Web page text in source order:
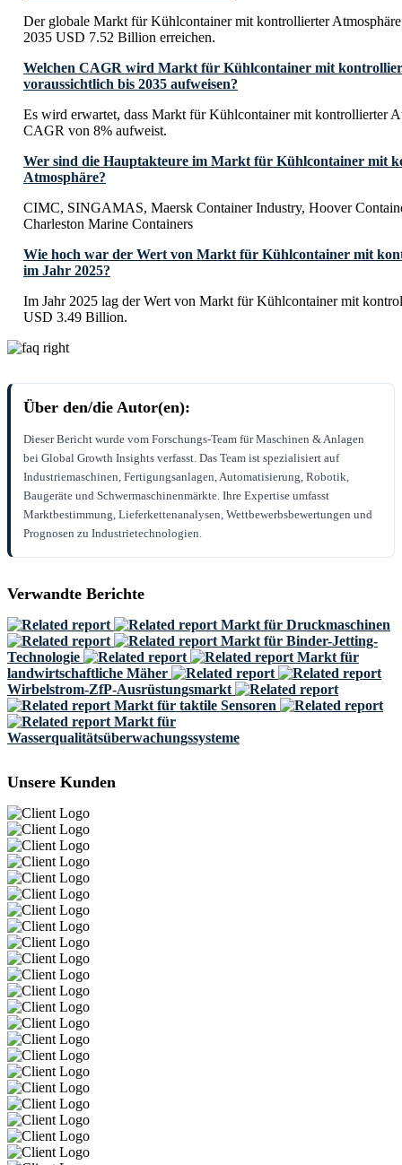
Der globale Markt für Kühlcontainer mit kontrollierter
2035 USD 7.52 Billion erreichen.
Welchen CAGR wird Markt für Kühlcontainer mit
voraussichtlich bis 2035 aufweisen?
Es wird erwartet, dass Markt für Kühlcontainer mit kontrollierter
CAGR von 8% aufweist.
Wer sind die Hauptakteure im Markt für Kühlcontainer mit
Atmosphäre?
CIMC, SINGAMAS, Maersk Container Industry, Hoover
Charleston Marine Containers
Wie hoch war der Wert von Markt für Kühlcontainer mit
im Jahr 2025?
Im Jahr 2025 lag der Wert von Markt für Kühlcontainer mit
USD 3.49 Billion.
Über den/die Autor(en):
Dieser Bericht wurde vom Forschungs-Team für Maschinen & Anlagen
bei Global Growth Insights verfasst. Das Team ist spezialisiert auf
Industriemaschinen, Fertigungsanlagen, Automatisierung, Robotik,
Baugeräte und Schwermaschinenmärkte. Ihre Expertise umfasst
Marktbestimmung, Lieferkettenanalysen, Wettbewerbsbewertungen und
Prognosen zu Industrietechnologien.
Verwandte Berichte
Markt für Druckmaschinen
Markt für Binder-Jetting-
Technologie
Markt für
landwirtschaftliche Mäher
Wirbelstrom-ZfP-Ausrüstungsmarkt
Markt für taktile Sensoren
Markt für
Wasserqualitätsüberwachungssysteme
Unsere Kunden